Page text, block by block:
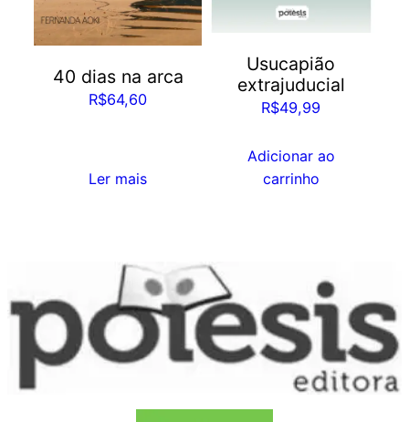
40 dias na arca
R$64,60
Ler mais
Usucapião
extrajuducial
R$49,99
Adicionar ao
carrinho